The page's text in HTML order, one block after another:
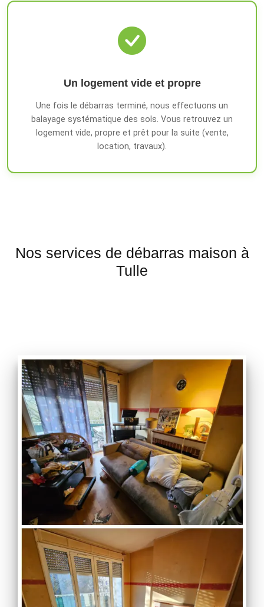
Un logement vide et propre
Une fois le débarras terminé, nous effectuons un
balayage systématique des sols. Vous retrouvez un
logement vide, propre et prêt pour la suite (vente,
location, travaux).
Nos services de débarras maison à
Tulle